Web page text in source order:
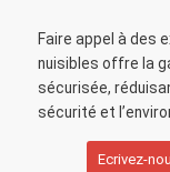
Faire appel à des
nuisibles offre la
sécurisée,
sécurité et
Ecrivez-